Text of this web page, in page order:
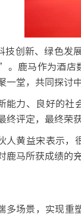
创新、绿色发
鹿马作为酒店
一堂，共同探讨
能力、良好的社
终评定，最终荣
人黄益宋表示，
鹿马所获成绩的
多场景，实现重